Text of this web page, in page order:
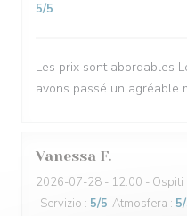
5/5
Les prix sont abordables
avons passé un agréable
Vanessa F
2026-07-28 - 12:00 - Ospiti
Servizio : 5/5 Atmosfera : 5